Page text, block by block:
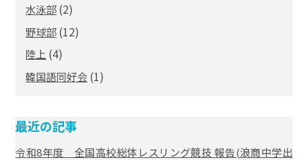
水泳部 (2)
野球部 (12)
陸上 (4)
韓国語同好会 (1)
最近の記事
令和8年度 全国高校総体レスリング競技 報告(浪商中学出